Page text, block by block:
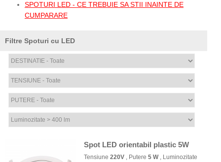
SPOTURI LED - CE TREBUIE SA STII INAINTE DE
CUMPARARE
Filtre Spoturi cu LED
Spot LED orientabil plastic 5W
Tensiune 220V , Putere 5 W, Luminozitate